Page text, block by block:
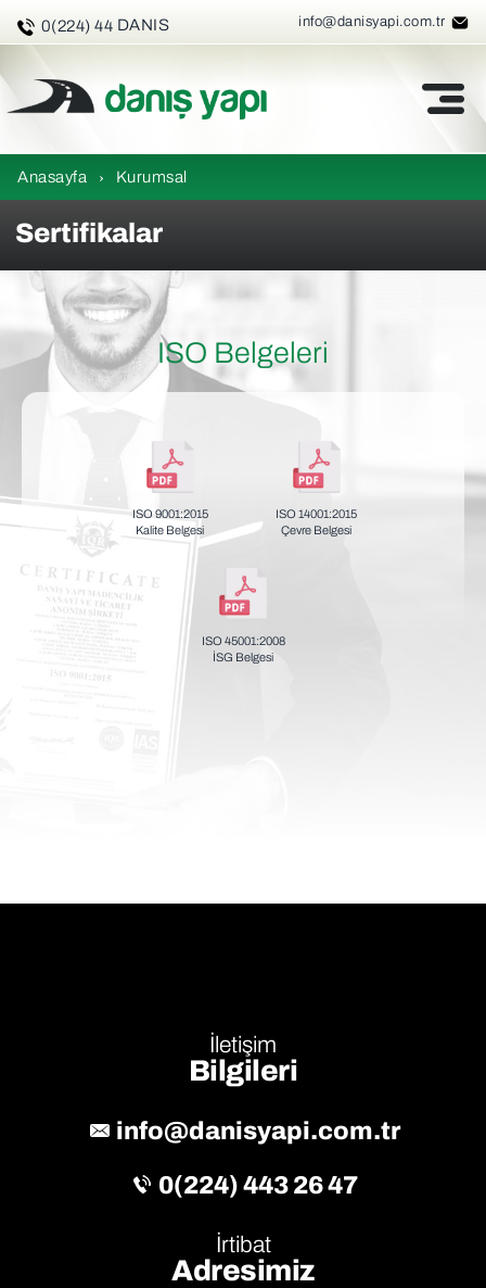
0(224) 44 DANIS
info@danisyapi.com.tr
Anasayfa › Kurumsal
Sertifikalar
ISO Belgeleri
İletişim
Bilgileri
info@danisyapi.com.tr
0(224) 443 26 47
İrtibat
Adresimiz